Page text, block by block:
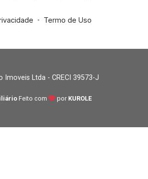
- Termo de Uso
Imoveis Ltda - CRECI 39573-J
Feito com por KUROLE